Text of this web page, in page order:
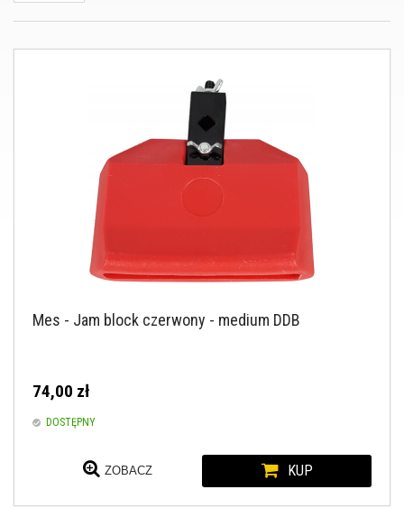
Mes - Jam block czerwony - medium DDB
74,00 zł
DOSTĘPNY
ZOBACZ KUP